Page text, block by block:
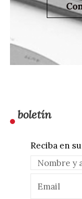
boletín
Reciba en